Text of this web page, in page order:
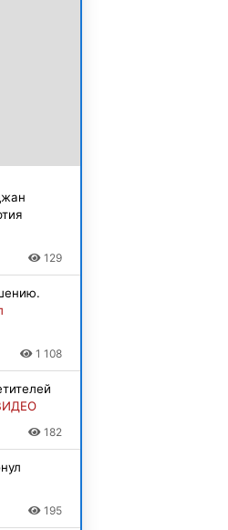
129
1 108
182
195